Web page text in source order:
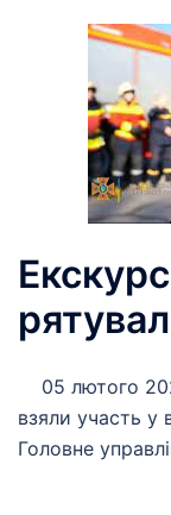
05 лютого
взяли участь у
Головне